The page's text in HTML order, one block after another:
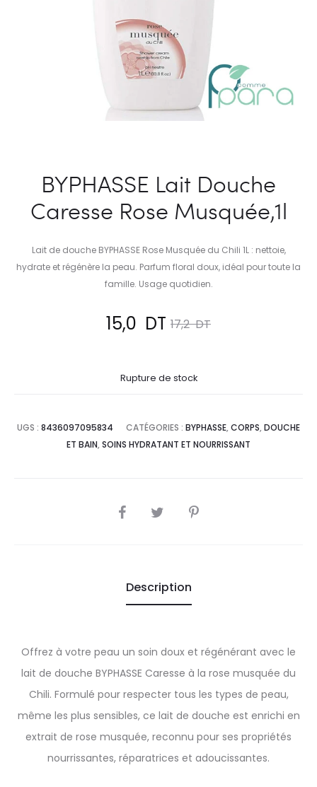
BYPHASSE Lait Douche
Caresse Rose Musquée,1l
Lait de douche BYPHASSE Rose Musquée du Chili 1L : nettoie,
hydrate et régénère la peau. Parfum floral doux, idéal pour toute la
famille. Usage quotidien.
17,2DT
Le
initial
était :
15,0 DT
Le
est :
Rupture de stock
UGS : 8436097095834 CATÉGORIES : BYPHASSE, CORPS, DOUCHE
ET BAIN, SOINS HYDRATANT ET NOURRISSANT
SHARE
Description
Offrez à votre peau un soin doux et régénérant avec le
lait de douche BYPHASSE Caresse à la rose musquée du
Chili. Formulé pour respecter tous les types de peau,
même les plus sensibles, ce lait de douche est enrichi en
extrait de rose musquée, reconnu pour ses propriétés
nourrissantes, réparatrices et adoucissantes.